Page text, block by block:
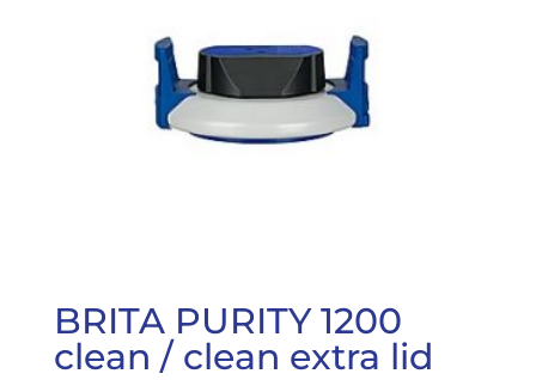
BRITA PURITY 1200
clean / clean extra lid